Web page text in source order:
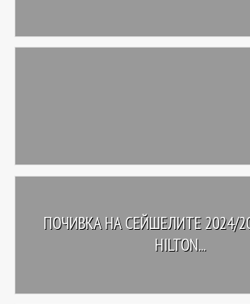
ПОЧИВКА НА СЕЙШЕЛИТЕ 2024/
HILTON...